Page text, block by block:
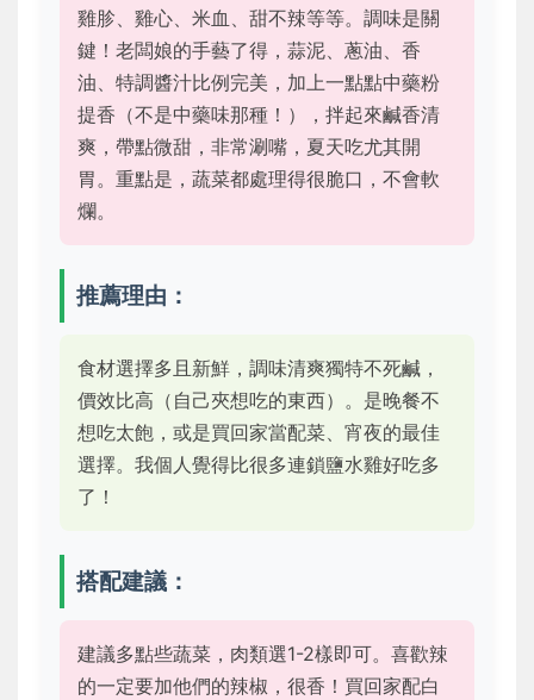
雞胗、雞心、米血、甜不辣等等。調味是關
鍵！老闆娘的手藝了得，蒜泥、蔥油、香
油、特調醬汁比例完美，加上一點點中藥粉
提香（不是中藥味那種！），拌起來鹹香清
爽，帶點微甜，非常涮嘴，夏天吃尤其開
胃。重點是，蔬菜都處理得很脆口，不會軟
爛。
推薦理由：
食材選擇多且新鮮，調味清爽獨特不死鹹，
價效比高（自己夾想吃的東西）。是晚餐不
想吃太飽，或是買回家當配菜、宵夜的最佳
選擇。我個人覺得比很多連鎖鹽水雞好吃多
了！
搭配建議：
建議多點些蔬菜，肉類選1-2樣即可。喜歡辣
的一定要加他們的辣椒，很香！買回家配白